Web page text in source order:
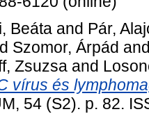
Beáta and Pár,
Szomor, Árpád
Zsuzsa and
vírus és
54 (S2). p. 82.